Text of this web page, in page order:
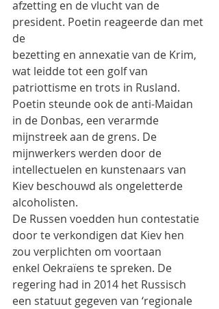
afzetting en de vlucht van de
president. Poetin reageerde dan met
de
bezetting en annexatie van de Krim,
wat leidde tot een golf van
patriottisme en trots in Rusland.
Poetin steunde ook de anti-Maidan
in de Donbas, een verarmde
mijnstreek aan de grens. De
mijnwerkers werden door de
intellectuelen en kunstenaars van
Kiev beschouwd als ongeletterde
alcoholisten.
De Russen voedden hun contestatie
door te verkondigen dat Kiev hen
zou verplichten om voortaan
enkel Oekraïens te spreken. De
regering had in 2014 het Russisch
een statuut gegeven van ‘regionale